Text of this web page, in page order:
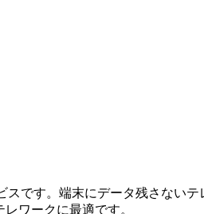
です。端末にデータ残さないテ
ワークに最適です。